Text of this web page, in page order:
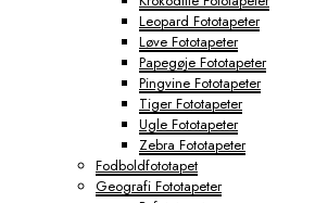
Leopard Fototapeter
Løve Fototapeter
Papegøje Fototapeter
Pingvine Fototapeter
Tiger Fototapeter
Ugle Fototapeter
Zebra Fototapeter
Fodboldfototapet
Geografi Fototapeter